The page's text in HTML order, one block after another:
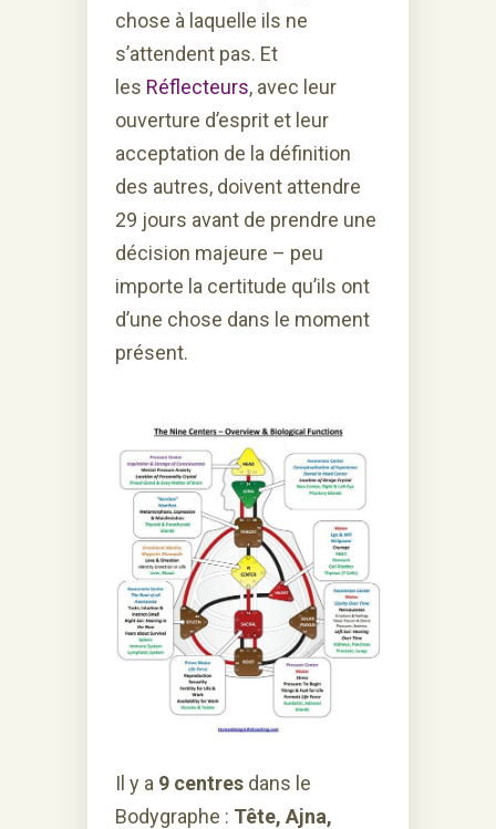
chose à laquelle ils ne
s’attendent pas. Et
les Réflecteurs, avec leur
ouverture d’esprit et leur
acceptation de la définition
des autres, doivent attendre
29 jours avant de prendre une
décision majeure – peu
importe la certitude qu’ils ont
d’une chose dans le moment
présent.
Il y a 9 centres dans le
Bodygraphe : Tête, Ajna,